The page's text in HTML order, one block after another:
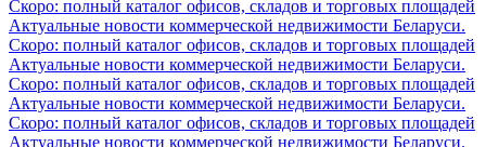
Скоро: полный каталог офисов, складов и торговых площадей
Актуальные новости коммерческой недвижимости Беларуси.
Скоро: полный каталог офисов, складов и торговых площадей
Актуальные новости коммерческой недвижимости Беларуси.
Скоро: полный каталог офисов, складов и торговых площадей
Актуальные новости коммерческой недвижимости Беларуси.
Скоро: полный каталог офисов, складов и торговых площадей
Актуальные новости коммерческой недвижимости Беларуси.